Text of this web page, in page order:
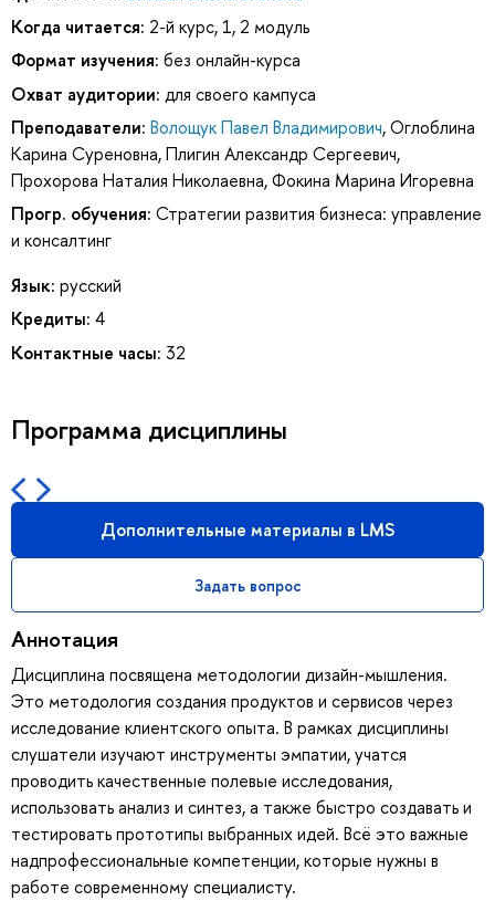
Когда читается: 2-й курс, 1, 2 модуль
Формат изучения: без онлайн-курса
Охват аудитории: для своего кампуса
Преподаватели: Волощук Павел Владимирович,Оглоблина
Карина Суреновна,Плигин Александр Сергеевич,
Прохорова Наталия Николаевна,Фокина Марина Игоревна
Прогр. обучения: Стратегии развития бизнеса: управление
и консалтинг
Язык: русский
Кредиты: 4
Контактные часы: 32
Программа дисциплины
Дополнительные материалы в LMS
Задать вопрос
Аннотация
Дисциплина посвящена методологии дизайн-мышления.
Это методология создания продуктов и сервисов через
исследование клиентского опыта. В рамках дисциплины
слушатели изучают инструменты эмпатии, учатся
проводить качественные полевые исследования,
использовать анализ и синтез, а также быстро создавать и
тестировать прототипы выбранных идей. Всё это важные
надпрофессиональные компетенции, которые нужны в
работе современному специалисту.